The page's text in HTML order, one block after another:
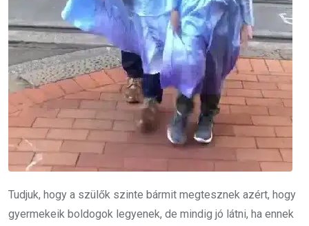
Tudjuk, hogy a szülők szinte bármit megtesznek azért, hogy
gyermekeik boldogok legyenek, de mindig jó látni, ha ennek